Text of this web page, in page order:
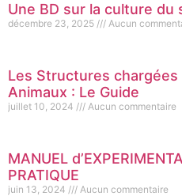
Une BD sur la culture du
décembre 23, 2025 Aucun
Les Structures
Animaux : Le Guide
juillet 10, 2024 Aucun commentaire
MANUEL
PRATIQUE
juin 13, 2024 Aucun commentaire